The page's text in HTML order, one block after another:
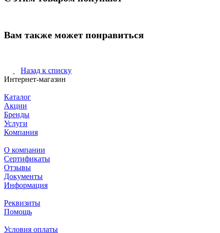
Вам также может понравиться
Назад к списку
Интернет-магазин
Каталог
Акции
Бренды
Услуги
Компания
О компании
Сертификаты
Отзывы
Документы
Информация
Реквизиты
Помощь
Условия оплаты